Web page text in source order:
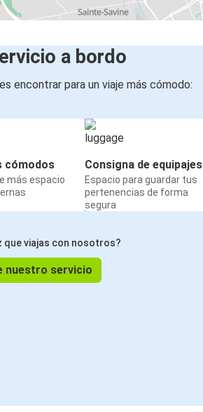
a bordo
encontrar para un viaje más cómodo:
cómodos
más espacio
Consigna de equipajes
Espacio para guardar tus
pertenencias de forma
segura
que viajas con nosotros?
nuestro servicio